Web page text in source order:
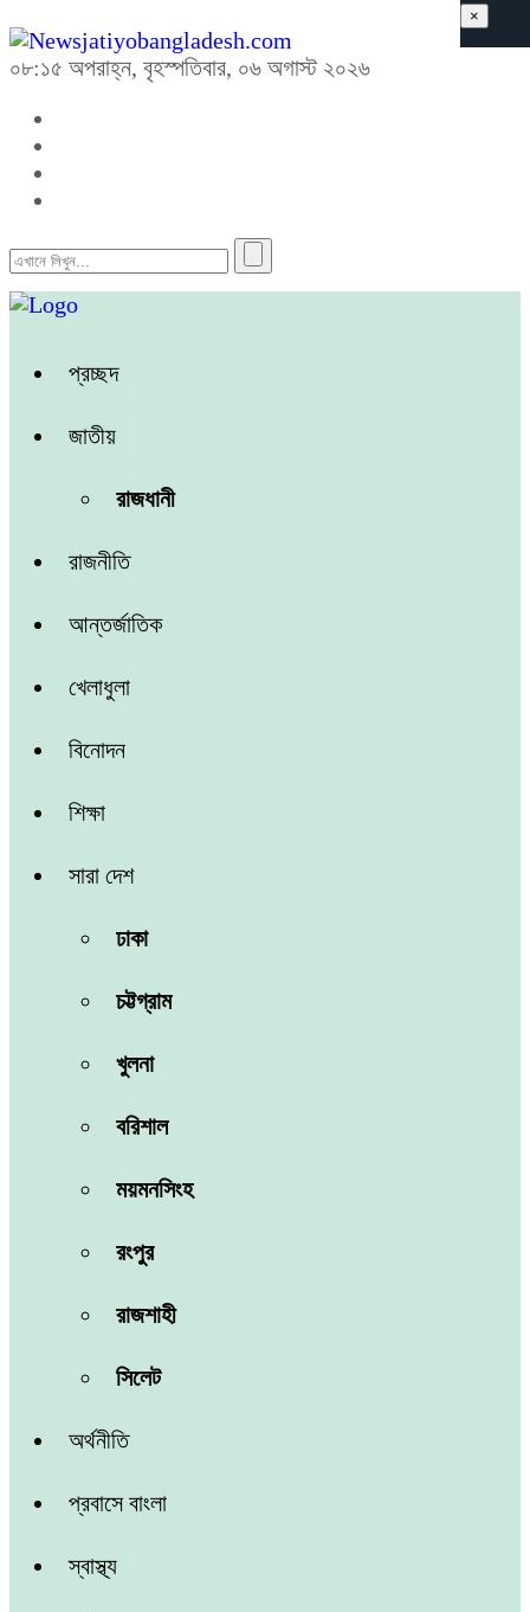
০৮:১৫ অপরাহ্ন, বৃহস্পতিবার, ০৬ অগাস্ট ২০২৬
প্রচ্ছদ
জাতীয়
রাজধানী
রাজনীতি
আন্তর্জাতিক
খেলাধুলা
বিনোদন
শিক্ষা
সারা দেশ
ঢাকা
চট্টগ্রাম
খুলনা
বরিশাল
ময়মনসিংহ
রংপুর
রাজশাহী
সিলেট
অর্থনীতি
প্রবাসে বাংলা
স্বাস্থ্য
×